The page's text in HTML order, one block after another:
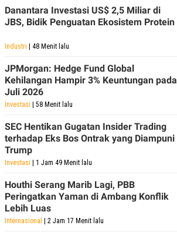
C
A
D
M
L
E
A
E
I
D
L
N
G
A
N
A
N
E
T
A
K
K
N
R
J
A
E
M
T
E
N
Danantara Investasi US$ 2,5 Miliar di
JBS, Bidik Penguatan Ekosistem Protein
Industri | 48 Menit lalu
JPMorgan: Hedge Fund Global
Kehilangan Hampir 3% Keuntungan pada
Juli 2026
Investasi | 58 Menit lalu
SEC Hentikan Gugatan Insider Trading
terhadap Eks Bos Ontrak yang Diampuni
Trump
Investasi | 1 Jam 49 Menit lalu
Houthi Serang Marib Lagi, PBB
Peringatkan Yaman di Ambang Konflik
Lebih Luas
Internasional | 2 Jam 17 Menit lalu